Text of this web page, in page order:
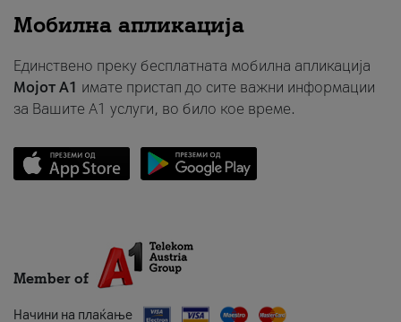
Мобилна апликација
Единствено преку бесплатната мобилна апликација
Мојот A1 имате пристап до сите важни информации
за Вашите A1 услуги, во било кое време.
Member of
Начини на плаќање